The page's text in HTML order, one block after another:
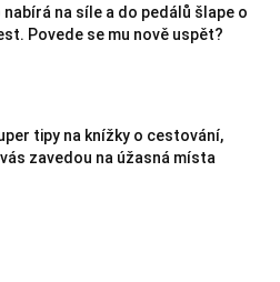
nabírá na síle a do pedálů šlape o
Povede se mu nově uspět?
tipy na knížky o cestování,
zavedou na úžasná místa